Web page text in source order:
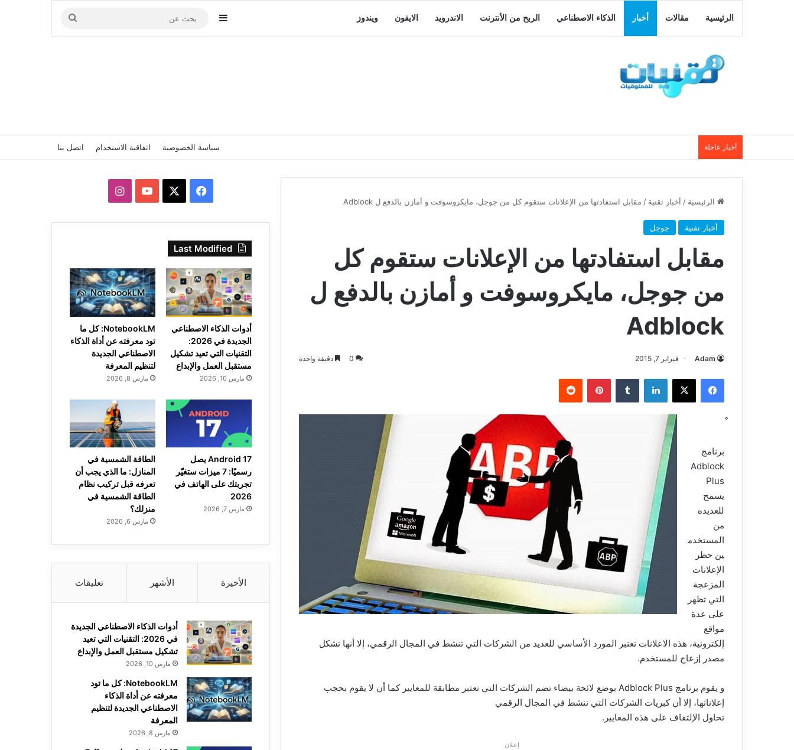
الرئيسية مقالات أخبار الذكاء الاصطناعي الربح من الأنترنت الاندرويد الايفون ويندوز إضافة عمود جانبي
بحث
عن
أخبار عاجلة سياسة الخصوصية اتفاقية الاستخدام اتصل بنا
الرئيسية / أخبار تقنية / مقابل استفادتها من الإعلانات ستقوم كل من جوجل، مايكروسوفت و أمازن بالدفع ل Adblock
أخبار تقنية جوجل
مقابل استفادتها من الإعلانات ستقوم كل
من جوجل، مايكروسوفت و أمازن بالدفع ل
Adblock
Adam فبراير 7, 2015 0 دقيقة واحدة
فيسبوك ‫X لينكدإن بينتيريست
برنامج
Adblock
Plus
يسمح
للعديده
من
المستخدم
ين حظر
الإعلانات
المزعجة
التي تظهر
على عدة
مواقع
إلكترونية، هذه الاعلانات تعتبر المورد الأساسي للعديد من الشركات التي تنشط في المجال الرقمي، إلا أنها تشكل
مصدر إزعاج للمستخدم.
و يقوم برنامج Adblock Plus بوضع لائحة بيضاء تضم الشركات التي تعتبر مطابقة للمعايير كما أن لا يقوم بحجب
إعلاناتها، إلا أن كبريات الشركات التي تنشط في المجال الرقمي
تحاول الإلتفاف على هذه المعايير.
إعلان
فيسبوك ‫YouTubeانستقرام
Last Modified
أدوات الذكاء الاصطناعي
الجديدة في 2026:
التقنيات التي تعيد تشكيل
مستقبل العمل والإبداع
مارس 10, 2026
NotebookLM: كل ما
تود معرفته عن أداة الذكاء
الاصطناعي الجديدة
لتنظيم المعرفة
مارس 8, 2026
Android 17 يصل
رسميًا: 7 ميزات ستغيّر
تجربتك على الهاتف في
2026
مارس 7, 2026
الطاقة الشمسية في
المنازل: ما الذي يجب أن
تعرفه قبل تركيب نظام
الطاقة الشمسية في
منزلك؟
مارس 6, 2026
الأخيرة الأشهر تعليقات
أدوات الذكاء الاصطناعي الجديدة
في 2026: التقنيات التي تعيد
تشكيل مستقبل العمل والإبداع
مارس 10, 2026
NotebookLM: كل ما تود
معرفته عن أداة الذكاء
الاصطناعي الجديدة لتنظيم
المعرفة
مارس 8, 2026